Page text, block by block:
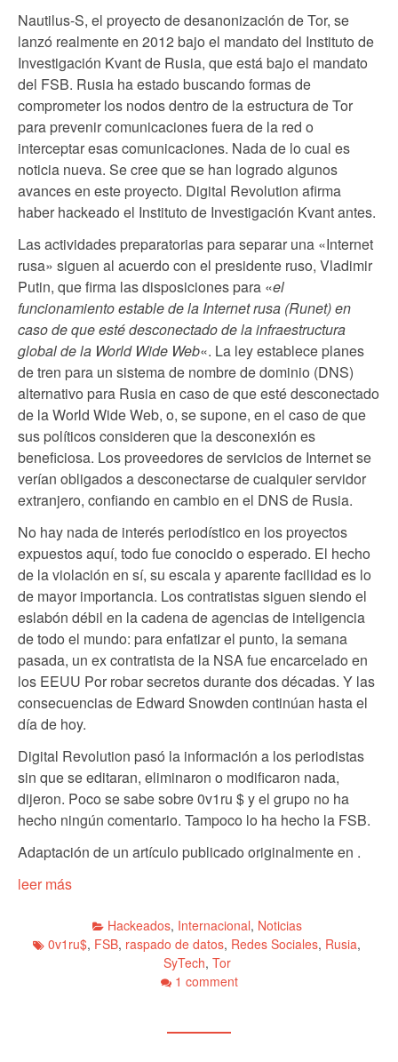
Nautilus-S, el proyecto de desanonización de Tor, se
lanzó realmente en 2012 bajo el mandato del Instituto de
Investigación Kvant de Rusia, que está bajo el mandato
del FSB. Rusia ha estado buscando formas de
comprometer los nodos dentro de la estructura de Tor
para prevenir comunicaciones fuera de la red o
interceptar esas comunicaciones. Nada de lo cual es
noticia nueva. Se cree que se han logrado algunos
avances en este proyecto. Digital Revolution afirma
haber hackeado el Instituto de Investigación Kvant antes.
Las actividades preparatorias para separar una «Internet
rusa» siguen al acuerdo con el presidente ruso, Vladimir
Putin, que firma las disposiciones para «el
funcionamiento estable de la Internet rusa (Runet) en
caso de que esté desconectado de la infraestructura
global de la World Wide Web«. La ley establece planes
de tren para un sistema de nombre de dominio (DNS)
alternativo para Rusia en caso de que esté desconectado
de la World Wide Web, o, se supone, en el caso de que
sus políticos consideren que la desconexión es
beneficiosa. Los proveedores de servicios de Internet se
verían obligados a desconectarse de cualquier servidor
extranjero, confiando en cambio en el DNS de Rusia.
No hay nada de interés periodístico en los proyectos
expuestos aquí, todo fue conocido o esperado. El hecho
de la violación en sí, su escala y aparente facilidad es lo
de mayor importancia. Los contratistas siguen siendo el
eslabón débil en la cadena de agencias de inteligencia
de todo el mundo: para enfatizar el punto, la semana
pasada, un ex contratista de la NSA fue encarcelado en
los EEUU Por robar secretos durante dos décadas. Y las
consecuencias de Edward Snowden continúan hasta el
día de hoy.
Digital Revolution pasó la información a los periodistas
sin que se editaran, eliminaron o modificaron nada,
dijeron. Poco se sabe sobre 0v1ru $ y el grupo no ha
hecho ningún comentario. Tampoco lo ha hecho la FSB.
Adaptación de un artículo publicado originalmente en .
leer más
Hackeados, Internacional, Noticias
0v1ru$, FSB, raspado de datos, Redes Sociales, Rusia,
SyTech, Tor
1 comment